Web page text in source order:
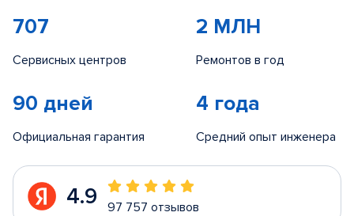
707
Сервисных центров
2 МЛН
Ремонтов в год
90 дней
Официальная гарантия
4 года
Средний опыт инженера
4.9 97 757 отзывов